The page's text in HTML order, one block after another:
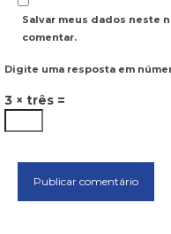
Salvar meus dados neste
comentar.
Digite uma resposta em
3 × três =